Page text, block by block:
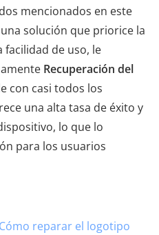
mencionados en este
solución que priorice la
facilidad de uso, le
Recuperación del
con casi todos los
una alta tasa de éxito y
lo que lo
para los usuarios
reparar el logotipo